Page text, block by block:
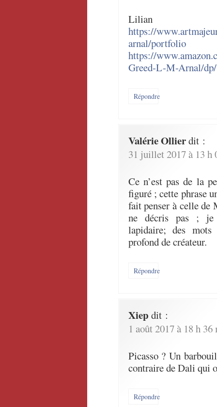
Lilian
https://
arnal/portfolio
https://
Greed-L-M-Arnal/dp/
Répondre
Valérie Ollierdit :
31 juillet 2017 à 13 h
Ce n’est pas de la
figuré ; cette phrase
fait penser à celle de
ne décris pas ; je
lapidaire; des
profond de créateur.
Répondre
Xiep dit :
1 août 2017 à 18 h 36
Picasso ? Un
contraire de Dali qui
Répondre